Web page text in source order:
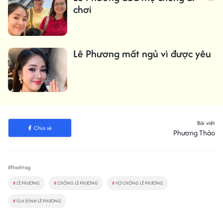
chơi
Lê Phương mất ngủ vì được yêu
Chia sẻ
Bài viết
Phương Thảo
#Hashtag
# LÊ PHƯƠNG #CHỒNG LÊ PHƯƠNG #VỢ CHỒNG LÊ PHƯƠNG
#GIA ĐÌNH LÊ PHƯƠNG